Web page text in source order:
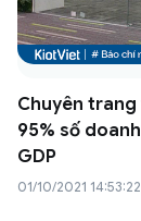
Chuyên trang
95% số
GDP
01/10/2021 14:53:22